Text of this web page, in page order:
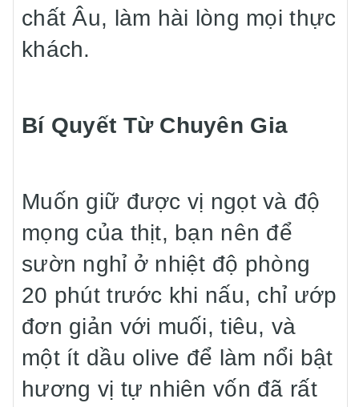
chất Âu, làm hài lòng mọi thực
khách.
Bí Quyết Từ Chuyên Gia
Muốn giữ được vị ngọt và độ
mọng của thịt, bạn nên để
sườn nghỉ ở nhiệt độ phòng
20 phút trước khi nấu, chỉ ướp
đơn giản với muối, tiêu, và
một ít dầu olive để làm nổi bật
hương vị tự nhiên vốn đã rất